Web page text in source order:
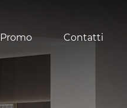
Promo Contatti